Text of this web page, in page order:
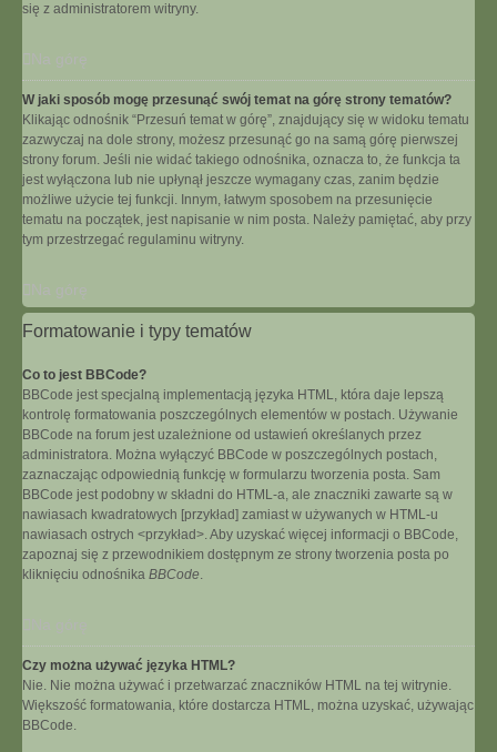
się z administratorem witryny.
Na górę
W jaki sposób mogę przesunąć swój temat na górę strony tematów?
Klikając odnośnik “Przesuń temat w górę”, znajdujący się w widoku tematu
zazwyczaj na dole strony, możesz przesunąć go na samą górę pierwszej
strony forum. Jeśli nie widać takiego odnośnika, oznacza to, że funkcja ta
jest wyłączona lub nie upłynął jeszcze wymagany czas, zanim będzie
możliwe użycie tej funkcji. Innym, łatwym sposobem na przesunięcie
tematu na początek, jest napisanie w nim posta. Należy pamiętać, aby przy
tym przestrzegać regulaminu witryny.
Na górę
Formatowanie i typy tematów
Co to jest BBCode?
BBCode jest specjalną implementacją języka HTML, która daje lepszą
kontrolę formatowania poszczególnych elementów w postach. Używanie
BBCode na forum jest uzależnione od ustawień określanych przez
administratora. Można wyłączyć BBCode w poszczególnych postach,
zaznaczając odpowiednią funkcję w formularzu tworzenia posta. Sam
BBCode jest podobny w składni do HTML-a, ale znaczniki zawarte są w
nawiasach kwadratowych [przykład] zamiast w używanych w HTML-u
nawiasach ostrych <przykład>. Aby uzyskać więcej informacji o BBCode,
zapoznaj się z przewodnikiem dostępnym ze strony tworzenia posta po
kliknięciu odnośnika BBCode.
Czy można używać języka HTML?
Nie. Nie można używać i przetwarzać znaczników HTML na tej witrynie.
Większość formatowania, które dostarcza HTML, można uzyskać, używając
BBCode.